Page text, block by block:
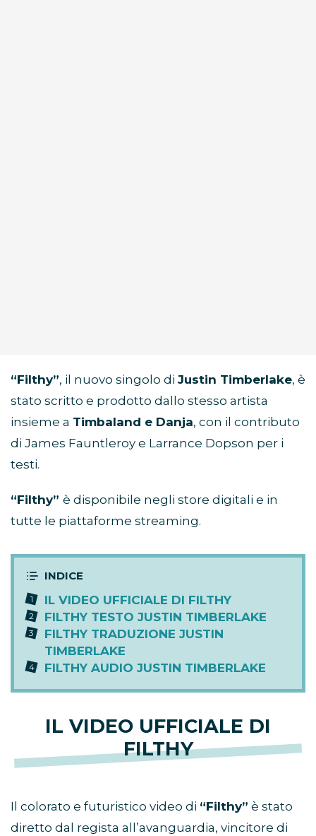
“Filthy”, il nuovo singolo di Justin Timberlake, è
stato scritto e prodotto dallo stesso artista
insieme a Timbaland e Danja, con il contributo
di James Fauntleroy e Larrance Dopson per i
testi.
“Filthy” è disponibile negli store digitali e in
tutte le piattaforme streaming.
IL VIDEO UFFICIALE DI FILTHY
FILTHY TESTO JUSTIN TIMBERLAKE
FILTHY TRADUZIONE JUSTIN
TIMBERLAKE
FILTHY AUDIO JUSTIN TIMBERLAKE
IL VIDEO UFFICIALE DI
FILTHY
Il colorato e futuristico video di “Filthy” è stato
diretto dal regista all’avanguardia, vincitore di